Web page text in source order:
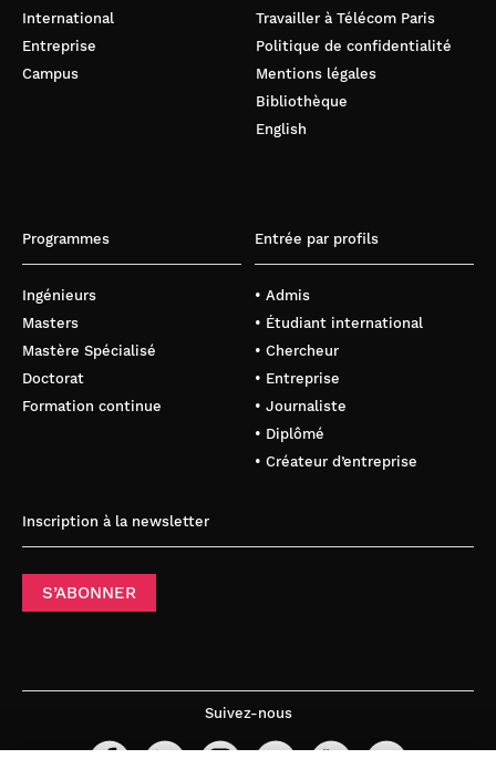
International
Entreprise
Campus
Travailler à Télécom Paris
Politique de confidentialité
Mentions légales
Bibliothèque
English
Programmes
Ingénieurs
Masters
Mastère Spécialisé
Doctorat
Formation continue
Entrée par profils
• Admis
• Étudiant international
• Chercheur
• Entreprise
• Journaliste
• Diplômé
• Créateur d’entreprise
Inscription à la newsletter
S’ABONNER
Suivez-nous